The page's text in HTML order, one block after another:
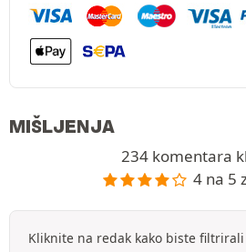
MIŠLJENJA
234 komentara
4 na 5
Kliknite na redak kako biste